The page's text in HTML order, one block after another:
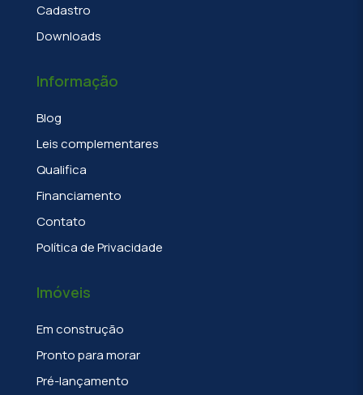
Cadastro
Downloads
Informação
Blog
Leis complementares
Qualifica
Financiamento
Contato
Política de Privacidade
Imóveis
Em construção
Pronto para morar
Pré-lançamento